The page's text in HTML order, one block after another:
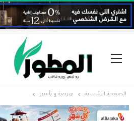
الصفحة الرئيسية بورصة و تأمين